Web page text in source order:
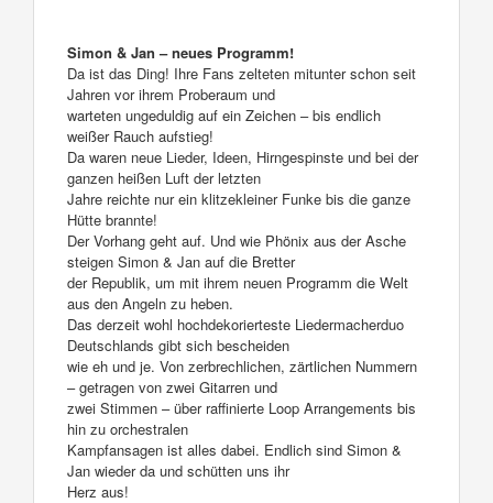
Simon & Jan – neues Programm!
Da ist das Ding! Ihre Fans zelteten mitunter schon seit
Jahren vor ihrem Proberaum und
warteten ungeduldig auf ein Zeichen – bis endlich
weißer Rauch aufstieg!
Da waren neue Lieder, Ideen, Hirngespinste und bei der
ganzen heißen Luft der letzten
Jahre reichte nur ein klitzekleiner Funke bis die ganze
Hütte brannte!
Der Vorhang geht auf. Und wie Phönix aus der Asche
steigen Simon & Jan auf die Bretter
der Republik, um mit ihrem neuen Programm die Welt
aus den Angeln zu heben.
Das derzeit wohl hochdekorierteste Liedermacherduo
Deutschlands gibt sich bescheiden
wie eh und je. Von zerbrechlichen, zärtlichen Nummern
– getragen von zwei Gitarren und
zwei Stimmen – über raffinierte Loop Arrangements bis
hin zu orchestralen
Kampfansagen ist alles dabei. Endlich sind Simon &
Jan wieder da und schütten uns ihr
Herz aus!